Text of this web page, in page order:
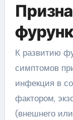
К развитию
симптомов
инфекция в
фактором,
(внешнего